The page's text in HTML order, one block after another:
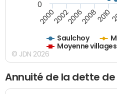
Saulchoy
Moyenne
20002002200620082010
0
© JDN 2026
Annuité de la dette de